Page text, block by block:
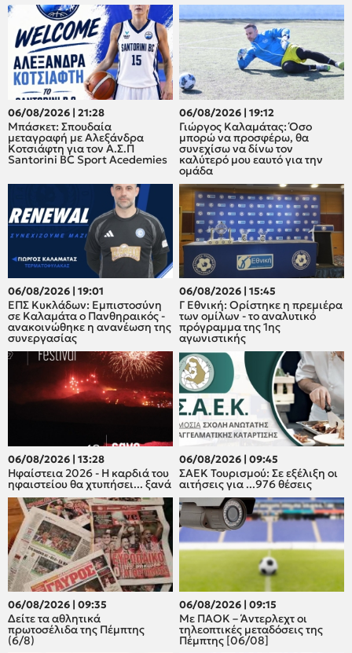
06/08/2026 | 21:28
Μπάσκετ: Σπουδαία
μεταγραφή με Αλεξάνδρα
Κοτσιάφτη για τον A.Σ.Π
Santorini BC Sport Acedemies
06/08/2026 | 19:12
Γιώργος Καλαμάτας: Όσο
μπορώ να προσφέρω, θα
συνεχίσω να δίνω τον
καλύτερό μου εαυτό για την
ομάδα
06/08/2026 | 19:01
ΕΠΣ Κυκλάδων: Εμπιστοσύνη
σε Καλαμάτα ο Πανθηραικός -
ανακοινώθηκε η ανανέωση της
συνεργασίας
06/08/2026 | 15:45
Γ Εθνική: Ορίστηκε η πρεμιέρα
των ομίλων - το αναλυτικό
πρόγραμμα της 1ης
αγωνιστικής
06/08/2026 | 13:28
Ηφαίστεια 2026 - Η καρδιά του
ηφαιστείου θα χτυπήσει... ξανά
06/08/2026 | 09:45
ΣΑΕΚ Τουρισμού: Σε εξέλιξη οι
αιτήσεις για ...976 θέσεις
06/08/2026 | 09:35
Δείτε τα αθλητικά
πρωτοσέλιδα της Πέμπτης
(6/8)
06/08/2026 | 09:15
Με ΠΑΟΚ – Άντερλεχτ οι
τηλεοπτικές μεταδόσεις της
Πέμπτης [06/08]